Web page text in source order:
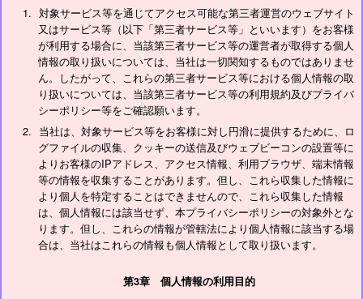
対象サービス等を通じてアクセス可能な第三者運営のウェブサイト
又はサービス等（以下「第三者サービス等」といいます）をお客様
が利用する場合に、当該第三者サービス等の運営者が取得する個人
情報の取り扱いについては、当社は一切関知するものではありませ
ん。したがって、これらの第三者サービス等における個人情報の取
り扱いについては、当該第三者サービス等の利用規約及びプライバ
シーポリシー等をご確認願います。
当社は、対象サービス等をお客様に対し円滑に提供するために、ロ
グファイルの収集、クッキーの送信及びウェブビーコンの設置等に
よりお客様のIPアドレス、アクセス情報、利用ブラウザ、端末情報
等の情報を収集することがあります。但し、これら収集した情報に
より個人を特定することはできませんので、これら収集した情報
は、個人情報には該当せず、本プライバシーポリシーの対象外とな
ります。但し、これらの情報が管轄法により個人情報に該当する場
合は、当社はこれらの情報も個人情報として取り扱います。
第3章 個人情報の利用目的